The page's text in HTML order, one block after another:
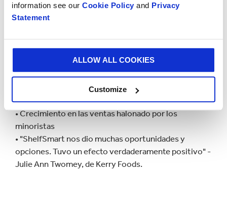
information see our Cookie Policy and Privacy
Statement
ALLOW ALL COOKIES
Customize
El resultado
• 5,8% de incremento en la penetración de marca
• Crecimiento en las ventas halonado por los
minoristas
• "ShelfSmart nos dio muchas oportunidades y
opciones. Tuvo un efecto verdaderamente positivo" -
Julie Ann Twomey, de Kerry Foods.